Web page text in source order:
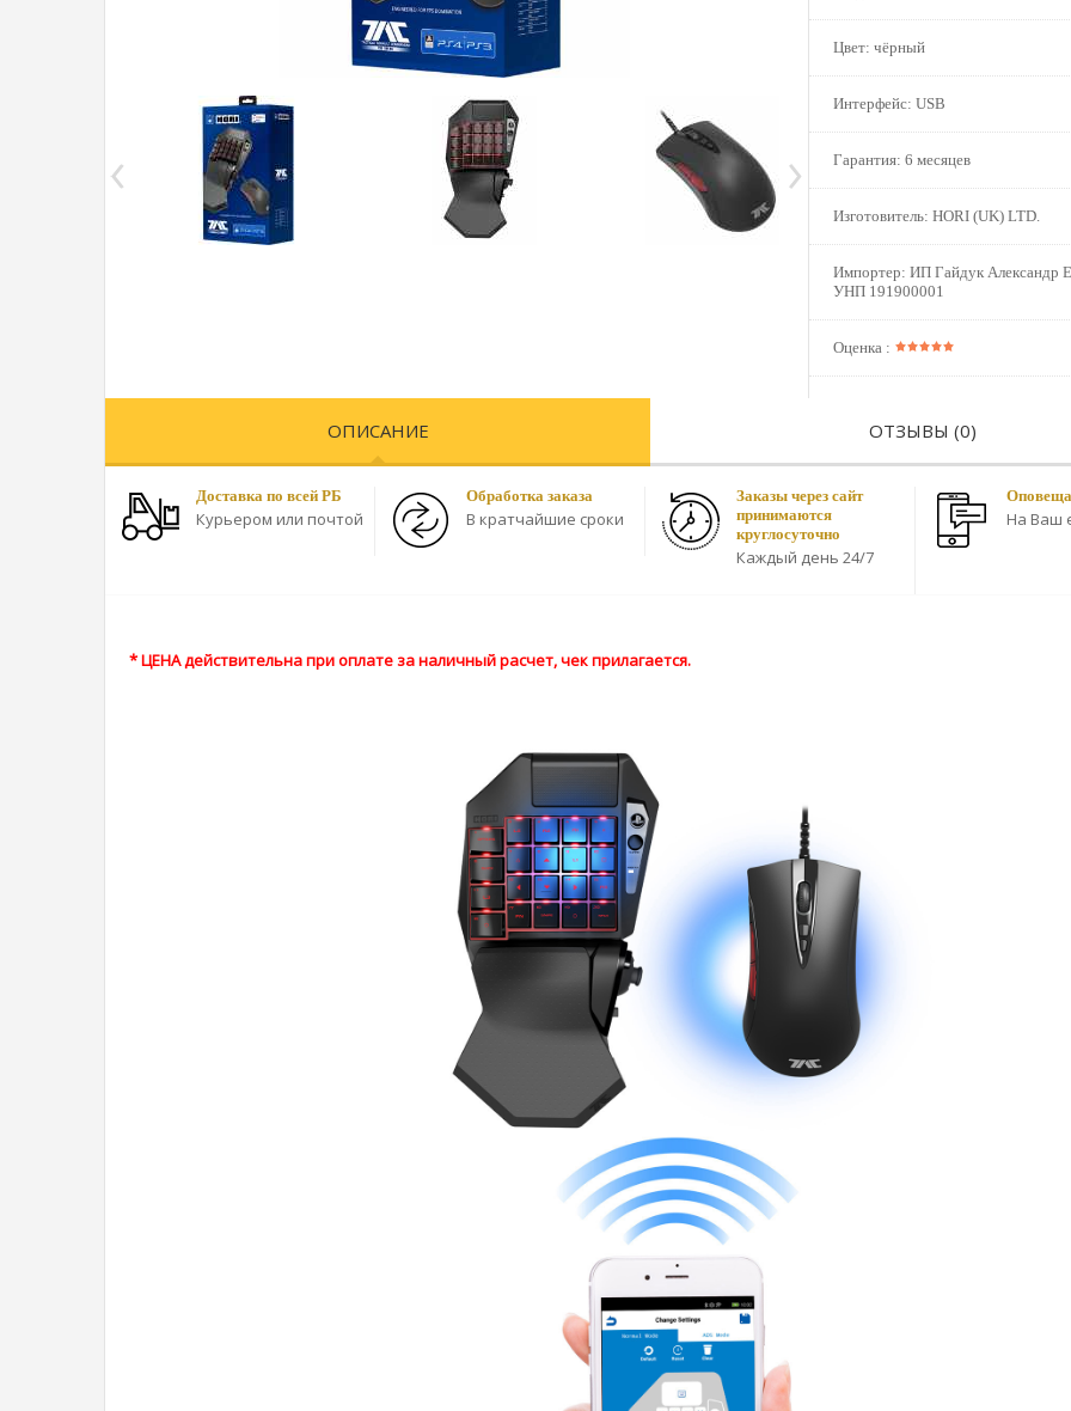
Цвет: чёрный
Интерфейс: USB
Гарантия: 6 месяцев
Изготовитель: HORI (UK) LTD.
Импортер: ИП Гайдук Александр
УНП 191900001
Оценка :
ОПИСАНИЕ ОТЗЫВЫ (0)
Доставка по всей РБ
Курьером или почтой
Обработка заказа
В кратчайшие сроки
Заказы через сайт
принимаются
круглосуточно
Каждый день 24/7
На Ваш
* ЦЕНА действительна при оплате за наличный расчет, чек прилагается.